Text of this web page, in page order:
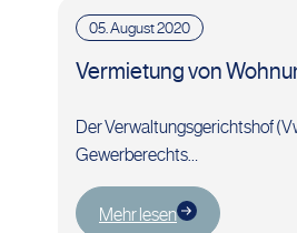
05. August 2020
Vermietung von
Der Verwaltungsgerichtshof
Gewerberechts…
Mehr lesen